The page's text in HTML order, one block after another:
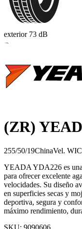
exterior 73 dB
B
(ZR)
255/50/19ChinaVel. WIC
YEADA YDA226 es
para ofrecer excelente
velocidades. Su diseño
en superficies secas y
deportiva, segura y
máximo rendimiento,
SKU: 9090606